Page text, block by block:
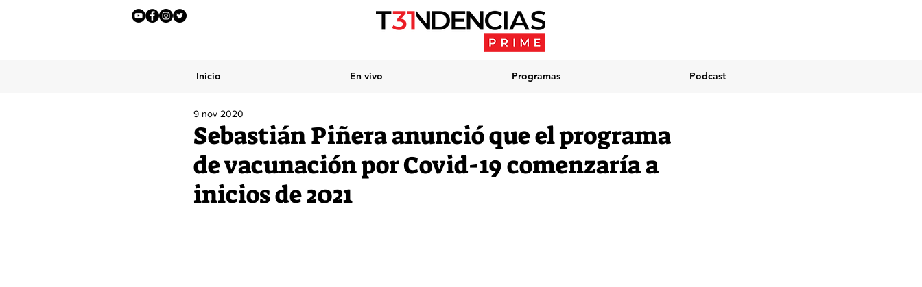
Inicio En vivo Programas Podcast
Sebastián Piñera anunció que el programa
de vacunación por Covid-19 comenzaría a
inicios de 2021
9 nov 2020